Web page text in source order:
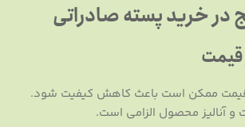
در خرید پسته صادراتی
قیمت
قیمت ممکن است باعث کاهش کیفیت شود.
آنالیز محصول الزامی است.